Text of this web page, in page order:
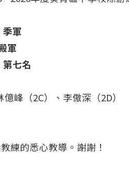
季軍
軍
第七名
峰（2C）、李傲深（2D）
練的悉心教導。謝謝！